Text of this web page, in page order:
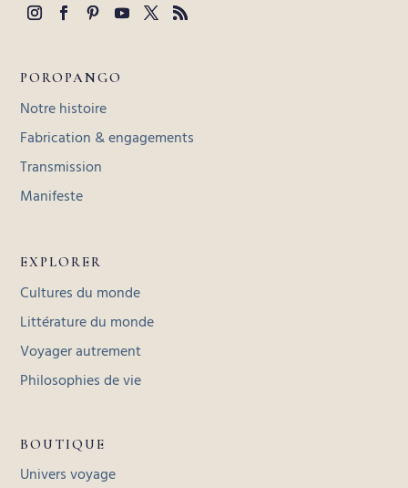
POROPANGO
Notre histoire
Fabrication & engagements
Transmission
Manifeste
EXPLORER
Cultures du monde
Littérature du monde
Voyager autrement
Philosophies de vie
BOUTIQUE
Univers voyage